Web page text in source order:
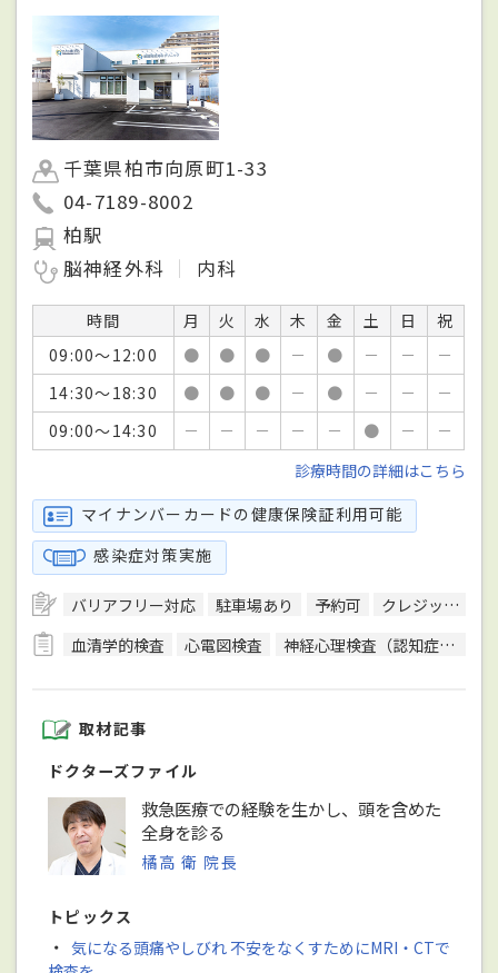
千葉県柏市向原町1-33
04-7189-8002
柏駅
脳神経外科
内科
時間 月 火 水 木 金 土 日
祝
09:00～12:00
● ● ● － ● － －
－
14:30～18:30
● ● ● － ● － －
－
09:00～14:30
－ － － － － ● －
－
診療時間の詳細はこちら
マイナンバーカードの健康保険証利用可能
感染症対策実施
バリアフリー対応 駐車場あり 予約可
クレジットカード対応
血清学的検査
心電図検査 神経心理検査（認知症検査）
取材記事
ドクターズファイル
救急医療での経験を生かし、頭を含めた
全身を診る
橘高 衛 院長
トピックス
・ 気になる頭痛やしびれ 不安をなくすためにMRI・CTで